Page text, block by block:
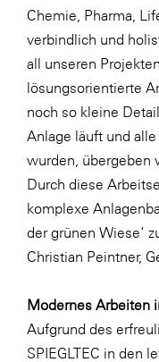
SKINUANCE®
Sony DADC
SPIEGLTEC
STIHL Tirol
Trend Micro
TAG GmbH
Verband
Chemie, Pharma,
verbindlich und
all unseren
lösungsorientierte
noch so kleine
Anlage läuft und
wurden, übergeben
Durch diese
komplexe
der grünen Wiese‘
Christian Peintner,
Modernes Arbeiten
Aufgrund des
SPIEGLTEC in den